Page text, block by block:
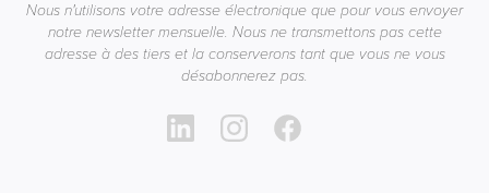
Nous n'utilisons votre adresse électronique que pour vous envoyer
notre newsletter mensuelle. Nous ne transmettons pas cette
adresse à des tiers et la conserverons tant que vous ne vous
désabonnerez pas.